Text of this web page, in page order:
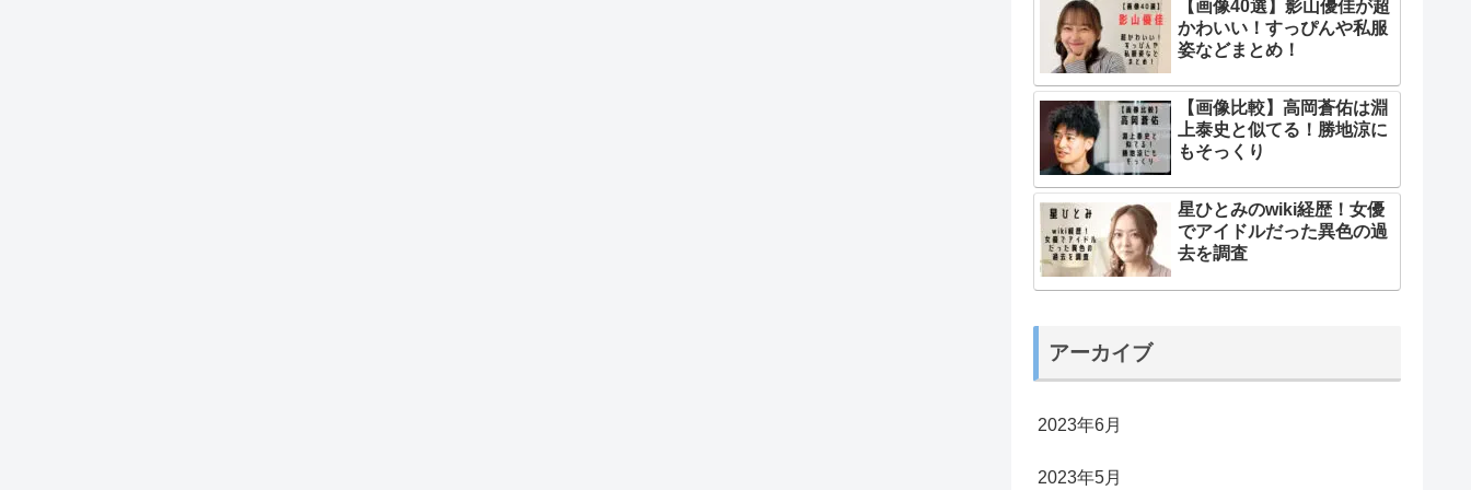
【画像40選】影山優佳が超
かわいい！すっぴんや私服
姿などまとめ！
【画像比較】高岡蒼佑は淵
上泰史と似てる！勝地涼に
もそっくり
星ひとみのwiki経歴！女優
でアイドルだった異色の過
去を調査
アーカイブ
2023年6月
2023年5月